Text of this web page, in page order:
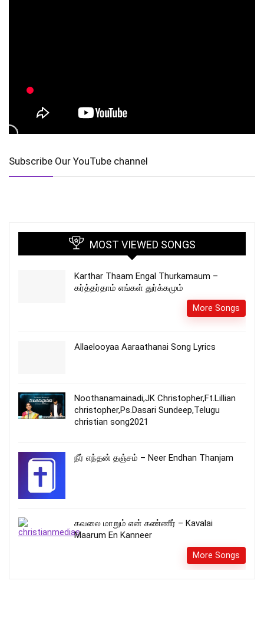
Subscribe Our YouTube channel
MOST VIEWED SONGS
Karthar Thaam Engal Thurkamaum –
கர்த்தர்தாம் எங்கள் துர்க்கமும்
More Songs
Allaelooyaa Aaraathanai Song Lyrics
Noothanamainadi,JK Christopher,Ft.Lillian
christopher,Ps.Dasari Sundeep,Telugu
christian song2021
நீர் எந்தன் தஞ்சம் – Neer Endhan Thanjam
கவலை மாறும் என் கண்ணீர் – Kavalai
Maarum En Kanneer
More Songs